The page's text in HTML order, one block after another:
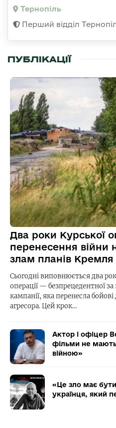
Тернопіль
Перший відділ
ПУБЛІКАЦІЇ
Два роки Курської
перенесення війни
злам планів Кремля
Сьогодні виповнюється два
операції — безпрецедентної
кампанії, яка перенесла
агресора. Цей крок…
Актор і офіцер
фільми не мають
війною»
«Це зло має
українця, який